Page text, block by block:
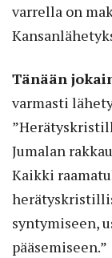
varrella on
Tänään
varmasti
Jumalan
Kaikki
syntymiseen,
pääsemiseen.”